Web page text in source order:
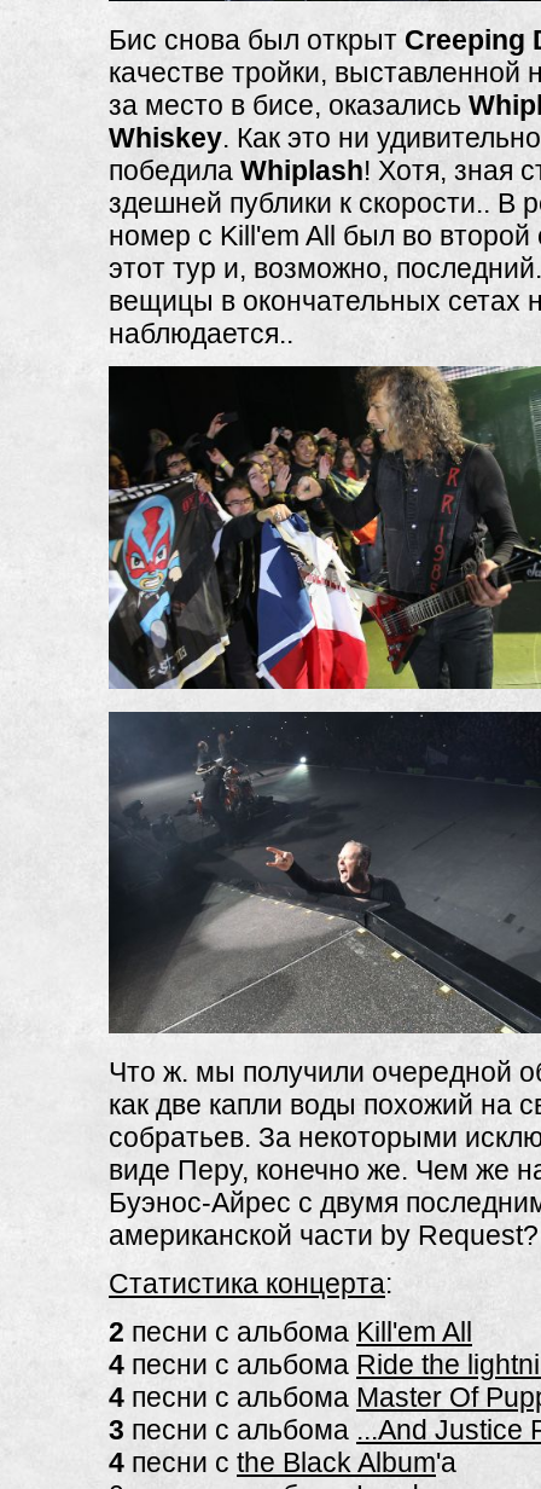
Бис снова был открыт Creeping
качестве тройки, выставленной
за место в бисе, оказались
Whiskey. Как это ни
победила Whiplash! Хотя, зная
здешней публики к скорости.. В
номер с Kill'em All был во второй
этот тур и, возможно,
вещицы в окончательных сетах
наблюдается..
Что ж. мы получили очередной
как две капли воды похожий на
собратьев. За некоторыми
виде Перу, конечно же. Чем же
Буэнос-Айрес с двумя
американской части by Request?
Статистика концерта:
2 песни с альбома Kill'em All
4 песни с альбома Ride the
4 песни с альбома Master Of
3 песни с альбома ...And Justice
4 песни с the Black Album'a